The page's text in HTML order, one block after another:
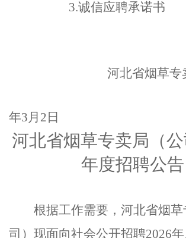
3.诚信应聘承诺书
河北省烟草专
年3月 2 日
河北省烟草专卖局（公
年度招聘公告
根据工作需要，河北省烟
司）现面向社会公开招聘2026